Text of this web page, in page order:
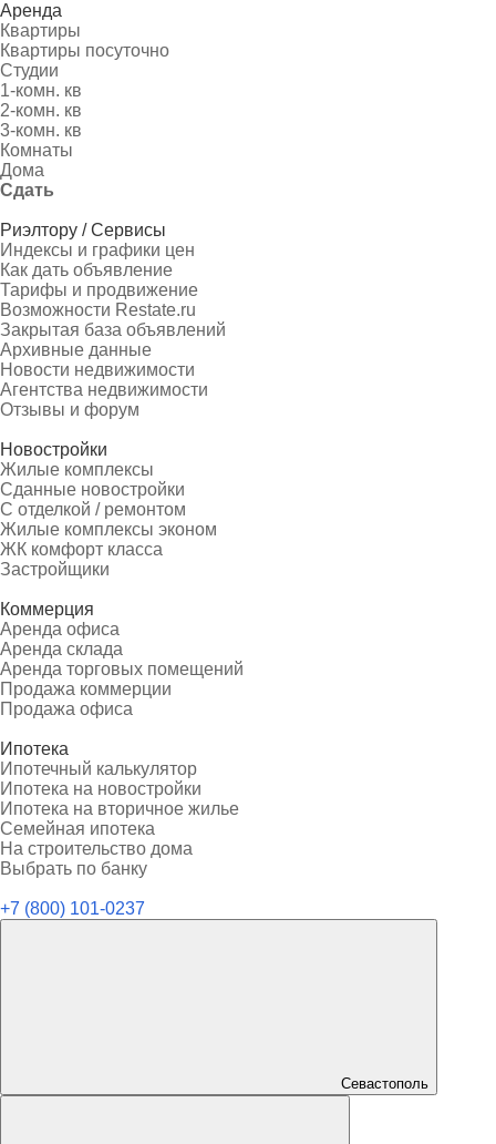
Аренда
Квартиры
Квартиры посуточно
Студии
1-комн. кв
2-комн. кв
3-комн. кв
Комнаты
Дома
Сдать
Риэлтору / Сервисы
Индексы и графики цен
Как дать объявление
Тарифы и продвижение
Возможности Restate.ru
Закрытая база объявлений
Архивные данные
Новости недвижимости
Агентства недвижимости
Отзывы и форум
Новостройки
Жилые комплексы
Сданные новостройки
С отделкой / ремонтом
Жилые комплексы эконом
ЖК комфорт класса
Застройщики
Коммерция
Аренда офиса
Аренда склада
Аренда торговых помещений
Продажа коммерции
Продажа офиса
Ипотека
Ипотечный калькулятор
Ипотека на новостройки
Ипотека на вторичное жилье
Семейная ипотека
На строительство дома
Выбрать по банку
+7 (800) 101-0237
Севастополь